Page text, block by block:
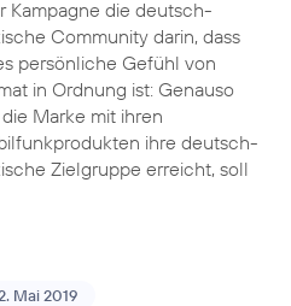
Kampagne die deutsch-
Community darin, dass
persönliche Gefühl von
in Ordnung ist: Genauso
Marke mit ihren
ihre deutsch-
Zielgruppe erreicht, soll
Mai 2019